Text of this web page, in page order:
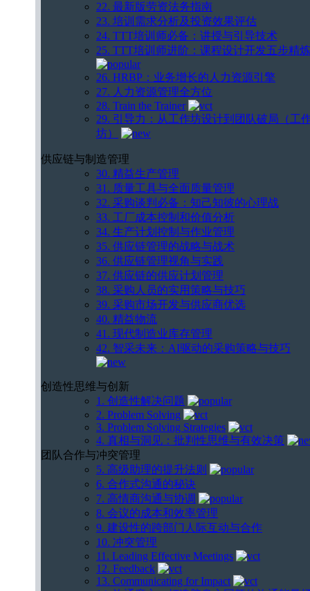
22. 最新版劳资法务指南
23. 培训需求分析及投资效果评估
24. TTT培训师必备：讲授与引导技术
25. TTT培训师进阶：课程设计开发五步精炼
26. HRBP：业务增长的人力资源引擎
27. 人力资源管理全方位
28. Train the Trainer
29. 引导力：从工作坊设计到团队破局（工
坊）
供应链与制造管理
30. 精益生产管理
31. 质量工具与全面质量管理
32. 采购谈判必备：知己知彼的心理战
33. 工厂成本控制和价值分析
34. 生产计划控制与作业管理
35. 供应链管理的战略与战术
36. 供应链管理视角与实践
37. 供应链的供应计划管理
38. 采购人员的实用策略与技巧
39. 采购市场开发与供应商优选
40. 精益物流
41. 现代制造业库存管理
42. 智采未来：AI驱动的采购策略与技巧
创造性思维与创新
1. 创造性解决问题
2. Problem Solving
3. Problem Solving Strategies
4. 真相与洞见：批判性思维与有效决策
团队合作与冲突管理
5. 高级助理的提升法则
6. 合作式沟通的秘诀
7. 高情商沟通与协调
8. 会议的成本和效率管理
9. 建设性的跨部门人际互动与合作
10. 冲突管理
11. Leading Effective Meetings
12. Feedback
13. Communicating for Impact